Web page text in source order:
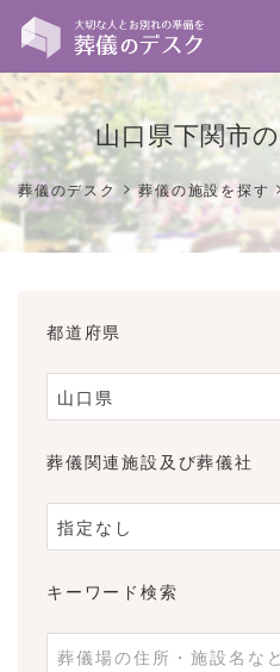
山口県下関市
葬儀のデスク >葬儀の施設を探す
都道府県
葬儀関連施設及び葬儀社
キーワード検索